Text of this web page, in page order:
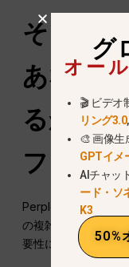
そうな
あなた
るか？
フレー
Perplexity Proのア
の複雑さ、そして正
要性によって決まり
グ
オー
🎬 ビデオ
リング3.0,
🎨 画像
GPTイメ
AIチャッ
ード・ソ
K3
50%